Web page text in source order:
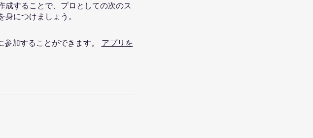
成することで、プロとしての次のス
につけましょう。
加することができます。
アプリを